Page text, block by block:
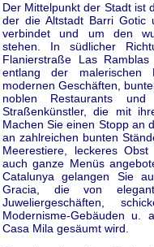
Der Mittelpunkt der Stadt ist
der die Altstadt Barri Gotic
verbindet und um den
stehen. In südlicher
Flanierstraße Las
entlang der malerischen
modernen Geschäften,
noblen Restaurants
Straßenkünstler, die mit
Machen Sie einen Stopp an
an zahlreichen bunten
Meerestiere, leckeres
auch ganze Menüs
Catalunya gelangen Sie
Gracia, die von
Juweliergeschäften,
Modernisme-Gebäuden u.
Casa Mila gesäumt wird.